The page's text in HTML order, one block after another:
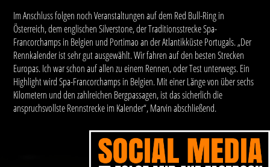
Im Anschluss folgen noch Veranstaltungen auf dem Red Bull-Ring in
Österreich, dem englischen Silverstone, der Traditionsstrecke Spa-
Francorchamps in Belgien und Portimao an der Atlantikküste Portugals. „Der
Rennkalender ist sehr gut ausgewählt. Wir fahren auf den besten Strecken
Europas. Ich war schon auf allen zu einem Rennen, oder Test unterwegs. Ein
Highlight wird Spa-Francorchamps in Belgien. Mit einer Länge von über sechs
Kilometern und den zahlreichen Bergpassagen, ist das sicherlich die
anspruchsvollste Rennstrecke im Kalender“, Marvin abschließend.